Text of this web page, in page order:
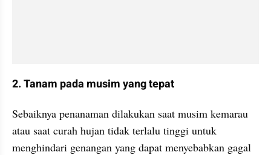
2. Tanam pada musim yang tepat
Sebaiknya penanaman dilakukan saat musim kemarau
atau saat curah hujan tidak terlalu tinggi untuk
menghindari genangan yang dapat menyebabkan gagal